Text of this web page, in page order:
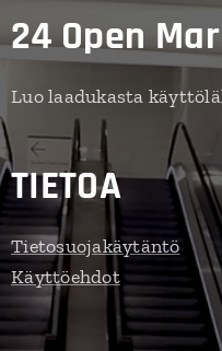
24 Open
Luo laadukasta
TIETOA
Tietosuojakäytäntö
Käyttöehdot